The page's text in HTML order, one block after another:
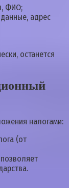
ФИО;
адрес
останется
налогами:
(от